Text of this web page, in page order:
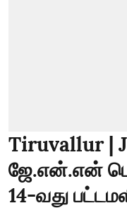
Tiruvallur |
ஜே.என்.என்
14-வது